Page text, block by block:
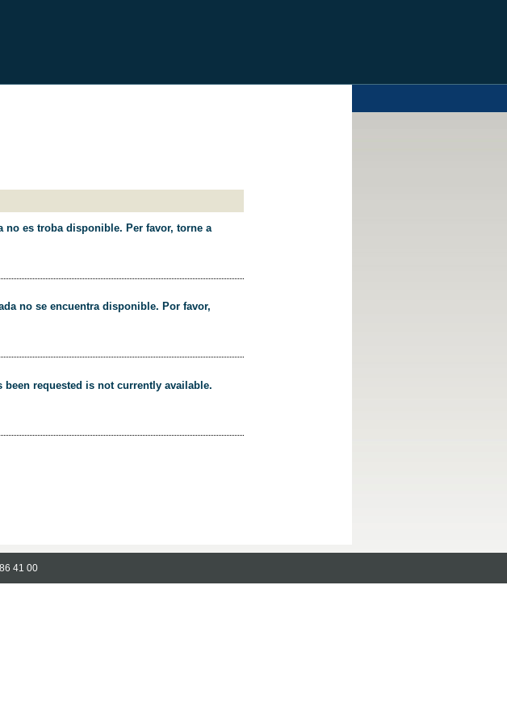
es troba disponible. Per favor, torne a
no se encuentra disponible. Por favor,
requested is not currently available.
41 00